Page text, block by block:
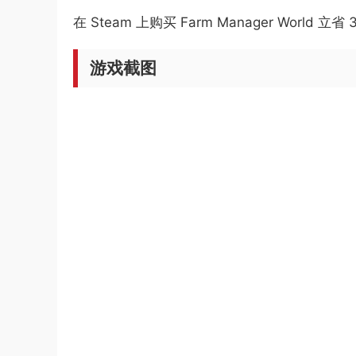
在 Steam 上购买 Farm Manager World 立省
游戏截图